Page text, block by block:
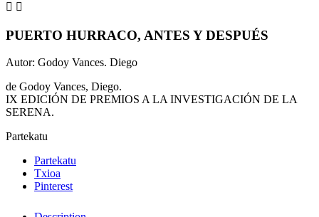
 
PUERTO HURRACO, ANTES Y DESPUÉS
Autor: Godoy Vances. Diego
de Godoy Vances, Diego.
IX EDICIÓN DE PREMIOS A LA INVESTIGACIÓN DE LA
SERENA.
Partekatu
Partekatu
Txioa
Pinterest